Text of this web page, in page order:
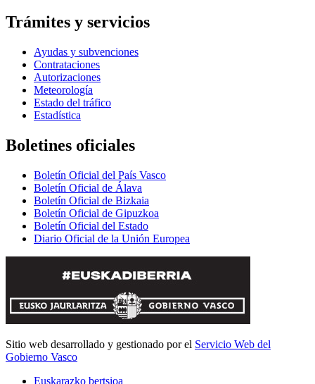
Trámites y servicios
Ayudas y subvenciones
Contrataciones
Autorizaciones
Meteorología
Estado del tráfico
Estadística
Boletines oficiales
Boletín Oficial del País Vasco
Boletín Oficial de Álava
Boletín Oficial de Bizkaia
Boletín Oficial de Gipuzkoa
Boletín Oficial del Estado
Diario Oficial de la Unión Europea
Sitio web desarrollado y gestionado por el Servicio Web del
Gobierno Vasco
Euskarazko bertsioa